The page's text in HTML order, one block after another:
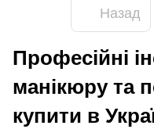
Назад
Професійні
манікюру та
купити в